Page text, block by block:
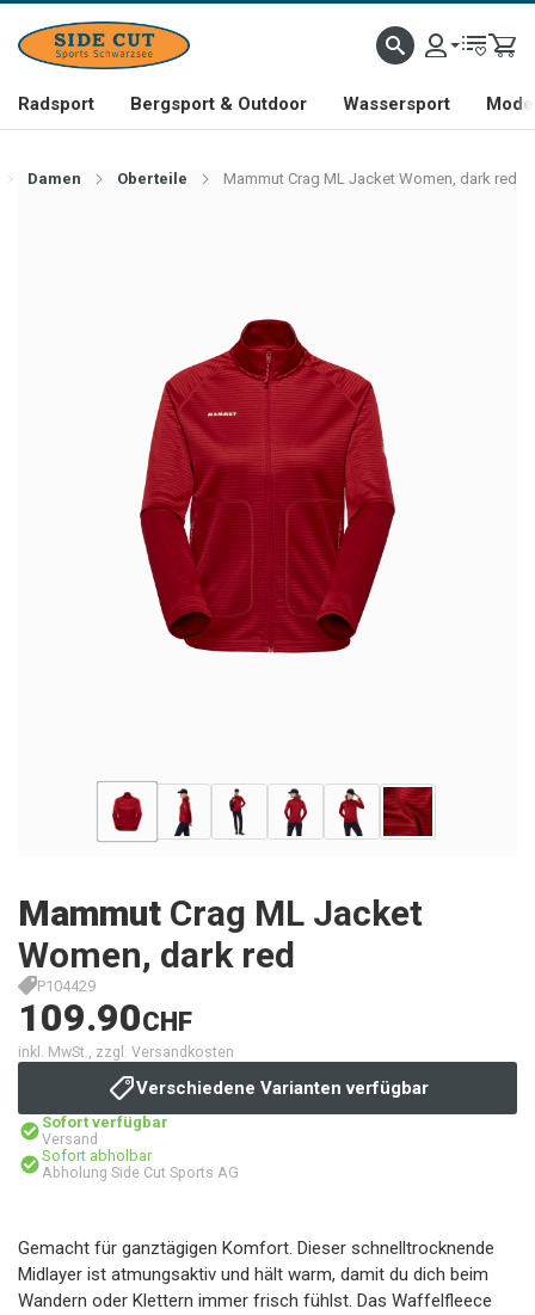
Radsport Bergsport & Outdoor Wassersport
Damen Oberteile Mammut Crag ML Jacket Women, dark red
Mammut Crag ML Jacket
Women, dark red
P104429
109.90CHF
inkl. MwSt., zzgl. Versandkosten
Verschiedene Varianten verfügbar
Sofort verfügbar
Versand
Sofort abholbar
Abholung Side Cut Sports AG
Gemacht für ganztägigen Komfort. Dieser schnelltrocknende
Midlayer ist atmungsaktiv und hält warm, damit du dich beim
Wandern oder Klettern immer frisch fühlst. Das Waffelfleece